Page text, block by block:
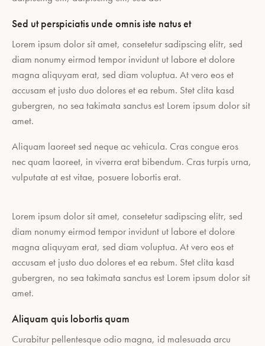
Sed ut perspiciatis unde omnis iste natus et
Lorem ipsum dolor sit amet, consetetur sadipscing elitr, sed
diam nonumy eirmod tempor invidunt ut labore et dolore
magna aliquyam erat, sed diam voluptua. At vero eos et
accusam et justo duo dolores et ea rebum. Stet clita kasd
gubergren, no sea takimata sanctus est Lorem ipsum dolor sit
amet.
Aliquam laoreet sed neque ac vehicula. Cras congue eros
nec quam laoreet, in viverra erat bibendum. Cras turpis urna,
vulputate at est vitae, posuere lobortis erat.
Lorem ipsum dolor sit amet, consetetur sadipscing elitr, sed
diam nonumy eirmod tempor invidunt ut labore et dolore
magna aliquyam erat, sed diam voluptua. At vero eos et
accusam et justo duo dolores et ea rebum. Stet clita kasd
gubergren, no sea takimata sanctus est Lorem ipsum dolor sit
amet.
Aliquam quis lobortis quam
Curabitur pellentesque odio magna, id malesuada arcu